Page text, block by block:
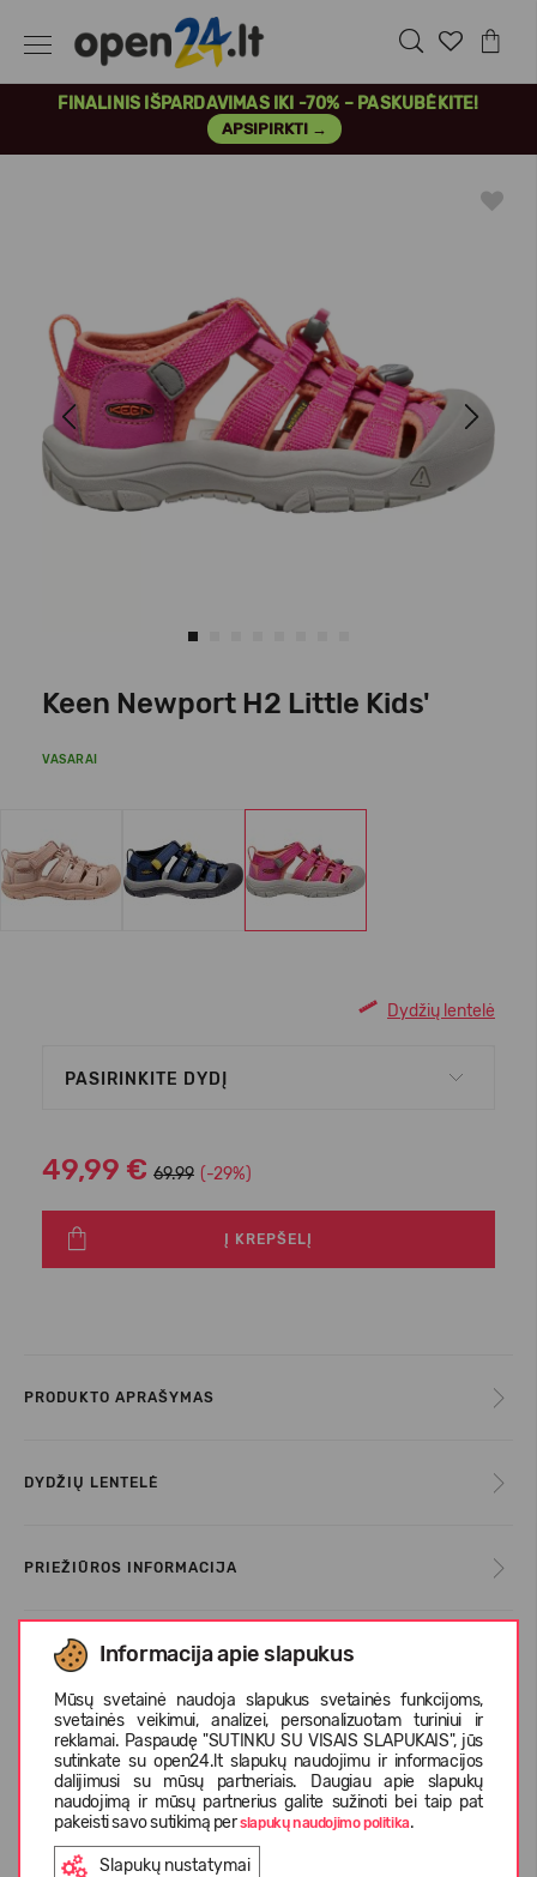
FINALINIS IŠPARDAVIMAS IKI -70% – PASKUBĖKITE!
APSIPIRKTI →
Informacija apie slapukus
Mūsų svetainė naudoja slapukus svetainės funkcijoms,
svetainės veikimui, analizei, personalizuotam turiniui ir
reklamai. Paspaudę "SUTINKU SU VISAIS SLAPUKAIS", jūs
sutinkate su open24.lt slapukų naudojimu ir informacijos
dalijimusi su mūsų partneriais. Daugiau apie slapukų
naudojimą ir mūsų partnerius galite sužinoti bei taip pat
pakeisti savo sutikimą perslapukų naudojimo politika.
Slapukų nustatymai
Previous Next
Keen Newport H2 Little Kids'
VASARAI
Dydžių lentelė
PASIRINKITE DYDĮ
49,99 € 69.99 (-29%)
Į KREPŠELĮ
PRODUKTO APRAŠYMAS
DYDŽIŲ LENTELĖ
PRIEŽIŪROS INFORMACIJA
APIE KEEN
KLIENTŲ ATSILIEPIMAI (0)
Panašios prekės